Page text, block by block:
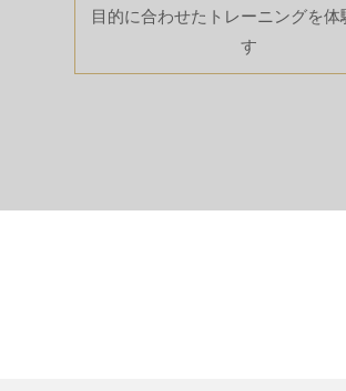
目的に合わせたトレーニングを体
す